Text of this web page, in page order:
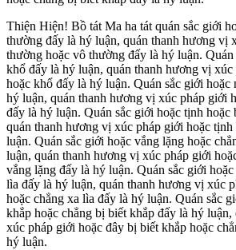
Thiện Hiện! Bồ tát Ma ha tát quán sắc giới
thường đấy là hý luận, quán thanh hương vị
thường hoặc vô thường đấy là hý luận.
khổ đấy là hý luận, quán thanh hương vị
hoặc khổ đấy là hý luận. Quán sắc giới hoặc
hý luận, quán thanh hương vị xúc pháp giới
đấy là hý luận. Quán sắc giới hoặc tịnh hoặc
quán thanh hương vị xúc pháp giới hoặc
luận. Quán sắc giới hoặc vắng lặng hoặc
luận, quán thanh hương vị xúc pháp giới
vắng lặng đấy là hý luận. Quán sắc giới
lìa đấy là hý luận, quán thanh hương vị xúc
hoặc chẳng xa lìa đấy là hý luận. Quán sắc
khắp hoặc chẳng bị biết khắp đấy là hý
xúc pháp giới hoặc đây bị biết khắp hoặc
hý luận.